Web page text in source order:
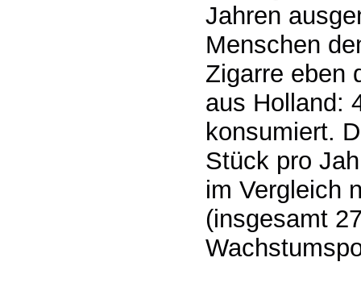
Jahren
Menschen
Zigarre eben
aus Holland:
konsumiert.
Stück pro
im Vergleich
(insgesamt